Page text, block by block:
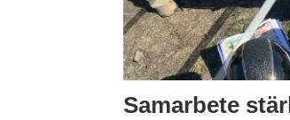
Samarbete